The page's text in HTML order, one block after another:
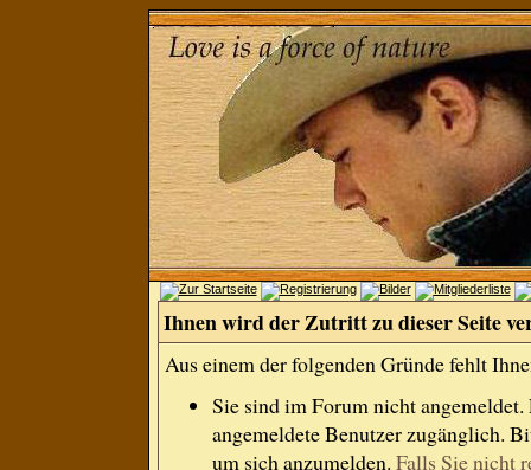
Ihnen wird der Zutritt zu dieser Seite
Aus einem der folgenden Gründe fehlt
Sie sind im Forum nicht
angemeldete Benutzer zugänglich.
um sich anzumelden. Falls Sie nicht